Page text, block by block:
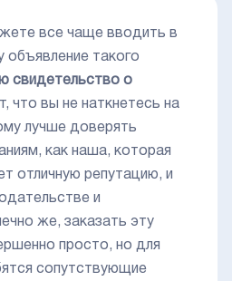
все чаще вводить в
объявление такого
свидетельство о
что вы не наткнетесь на
лучше доверять
как наша, которая
отличную репутацию, и
и
же, заказать эту
просто, но для
сопутствующие